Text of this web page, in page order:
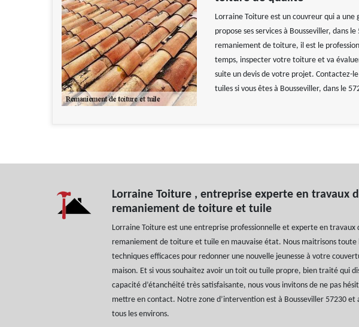
Lorraine Toiture est un couvreur qui a
propose ses services à Bousseviller, dans
remaniement de toiture, il est le
temps, inspecter votre toiture et va
suite un devis de votre projet. Contactez-
tuiles si vous êtes à Bousseviller, dans le
Lorraine Toiture , entreprise experte en travaux
remaniement de toiture et tuile
Lorraine Toiture est une entreprise professionnelle et experte en travaux
remaniement de toiture et tuile en mauvaise état. Nous maitrisons toute
techniques efficaces pour redonner une nouvelle jeunesse à votre
maison. Et si vous souhaitez avoir un toit ou tuile propre, bien traité qui
capacité d’étanchéité très satisfaisante, nous vous invitons de ne pas
mettre en contact. Notre zone d’intervention est à Bousseviller 57230 et
tous les environs.